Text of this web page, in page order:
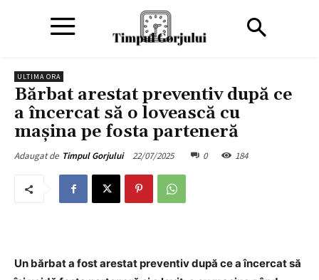
ULTIMA ORA
Bărbat arestat preventiv după ce
a încercat să o lovească cu
maşina pe fosta parteneră
Adaugat de Timpul Gorjului 22/07/2025 0 184
Un bărbat a fost arestat preventiv după ce a încercat să